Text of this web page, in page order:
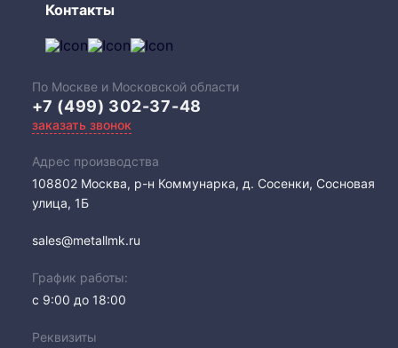
Контакты
По Москве и Московской области
+7 (499) 302-37-48
заказать звонок
Адрес производства
108802​ Москва, р-н Коммунарка, д. Сосенки, Сосновая
улица, 1Б
sales@metallmk.ru
График работы:
с 9:00 до 18:00
Реквизиты